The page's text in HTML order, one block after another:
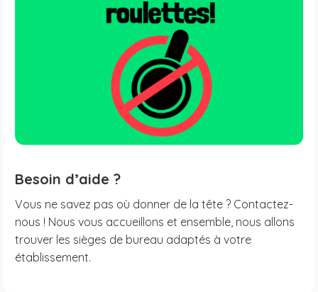
Besoin d’aide ?
Vous ne savez pas où donner de la tête ? Contactez-
nous ! Nous vous accueillons et ensemble, nous allons
trouver les sièges de bureau adaptés à votre
établissement.